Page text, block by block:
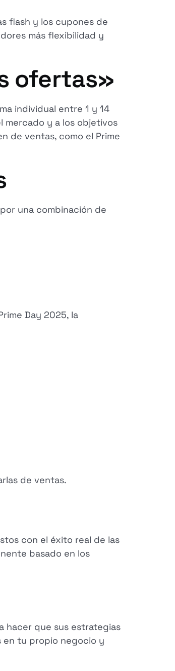
flash y los cupones de
más flexibilidad y
ofertas»
individual entre 1 y 14
mercado y a los objetivos
de ventas, como el Prime
una combinación de
Day 2025, la
de ventas.
con el éxito real de las
basado en los
hacer que sus estrategias
en tu propio negocio y